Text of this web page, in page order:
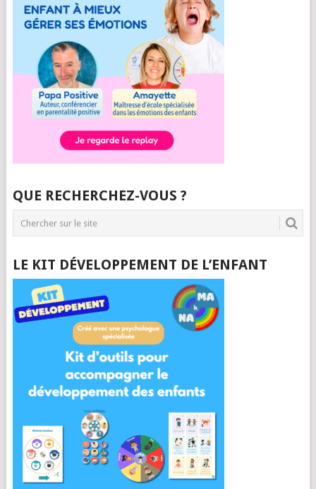
QUE RECHERCHEZ-VOUS ?
LE KIT DÉVELOPPEMENT DE L’ENFANT